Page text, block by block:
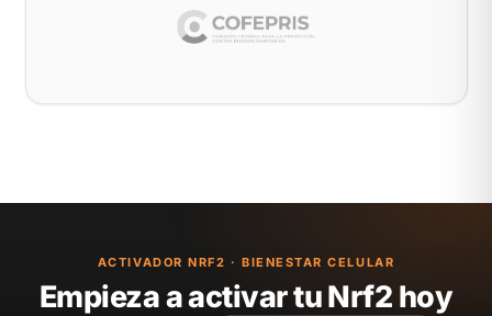
ACTIVADOR NRF2 · BIENESTAR CELULAR
Empieza a activar tu Nrf2 hoy